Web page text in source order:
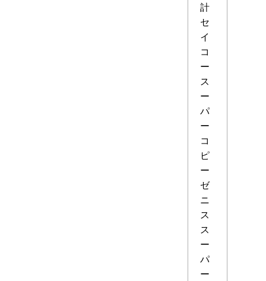
計
セ
イ
コ
ー
ス
ー
パ
ー
コ
ピ
ー
ゼ
ニ
ス
ス
ー
パ
ー